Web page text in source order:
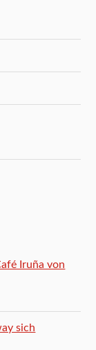
Iruña von
sich